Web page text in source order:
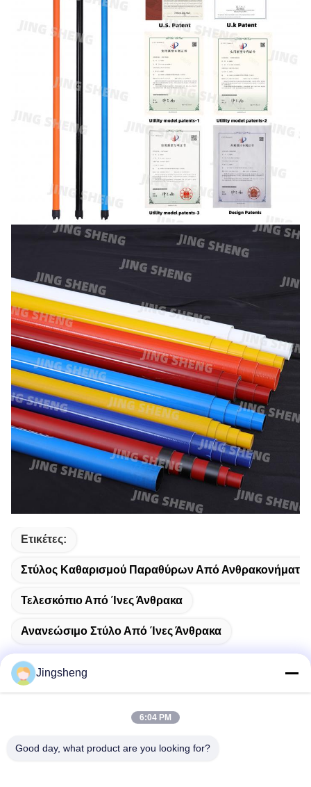
Ετικέτες:
Στύλος Καθαρισμού Παραθύρων Από Ανθρακονήματα
Τελεσκόπιο Από Ίνες Άνθρακα
Ανανεώσιμο Στύλο Από Ίνες Άνθρακα
Γρήγορη επικοινωνία
Διεύθυνση
Jingsheng
6:04 PM
Good day, what product are you looking for?